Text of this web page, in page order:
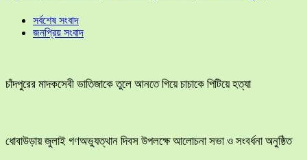
সর্বশেষ সংবাদ
জনপ্রিয় সংবাদ
চাঁদপুরের মাদকসেবী ভাতিজাকে তুলে আনতে গিয়ে চাচাকে পিটিয়ে হত্যা
ধোবাউড়ায় জুলাই গণঅভ্যুত্থান দিবস উপলক্ষে আলোচনা সভা ও সংবর্ধনা অনুষ্ঠিত